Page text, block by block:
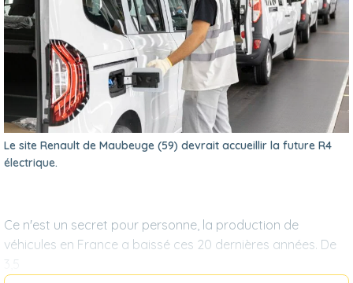
Le site Renault de Maubeuge (59) devrait accueillir la future R4
électrique.
Ce n'est un secret pour personne, la production de
véhicules en France a baissé ces 20 dernières années. De
3,5